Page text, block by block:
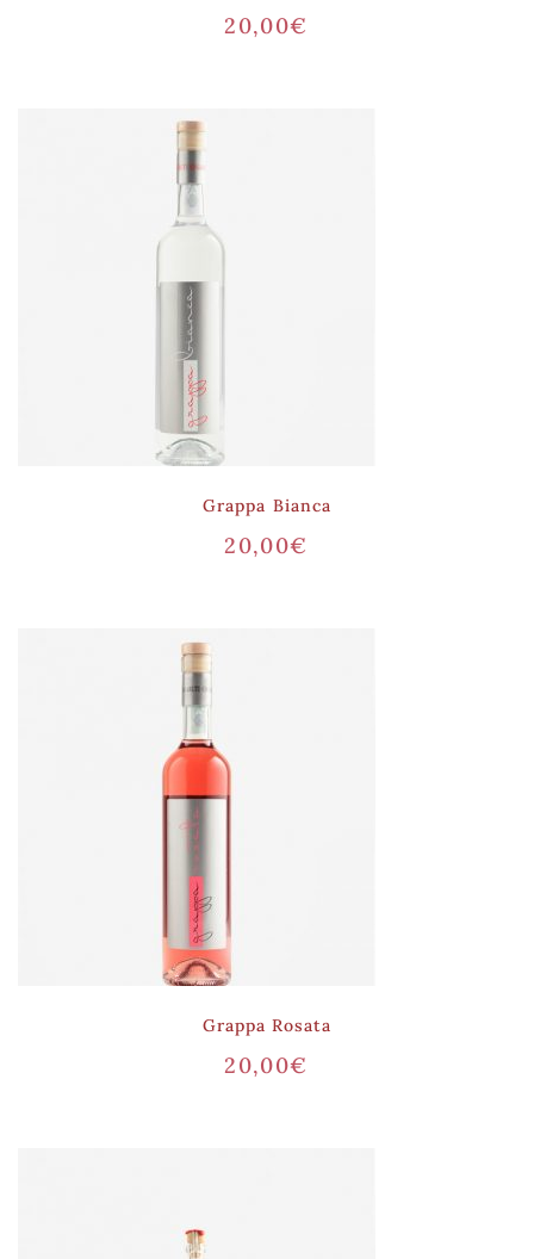
20,00€
Grappa Bianca
20,00€
Grappa Rosata
20,00€